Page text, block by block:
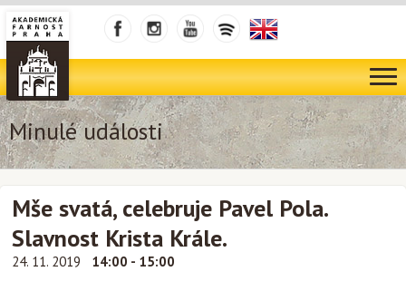
Minulé události
Mše svatá, celebruje Pavel Pola.
Slavnost Krista Krále.
24. 11. 2019 14:00 - 15:00